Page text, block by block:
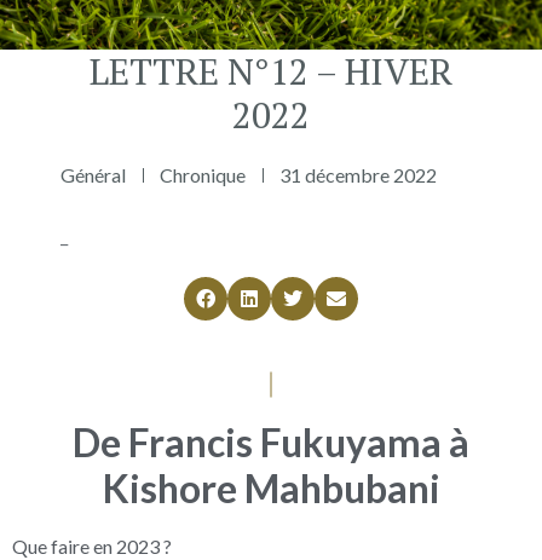
LETTRE N°12 – HIVER
2022
Général Chronique 31 décembre 2022
De Francis Fukuyama à
Kishore Mahbubani
Que faire en 2023 ?